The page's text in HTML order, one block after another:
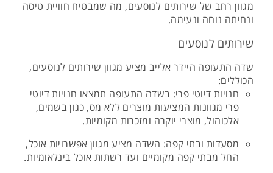
מגוון רחב של שירותים לנוסעים, מה שמבטיח חוויית טיסה
ונחיתה נוחה ונעימה.
שירותים לנוסעים
שדה התעופה היידר אלייב מציע מגוון שירותים לנוסעים,
הכוללים:
חנויות דיוטי פרי: בשדה התעופה תמצאו חנויות דיוטי
פרי מגוונות המציעות מוצרים ללא מס, כגון בשמים,
אלכוהול, מוצרי יוקרה ומזכרות מקומיות.
מסעדות ובתי קפה: השדה מציע מגוון אפשרויות אוכל,
החל מבתי קפה מקומיים ועד רשתות אוכל בינלאומיות.